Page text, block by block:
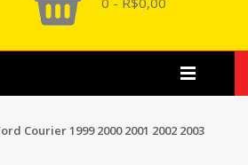
Courier 1999 2000 2001 2002 2003